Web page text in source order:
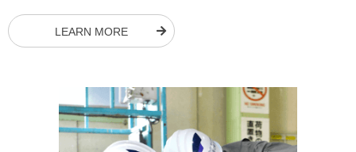
LEARN MORE